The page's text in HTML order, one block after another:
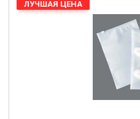
ЛУЧШАЯ ЦЕНА